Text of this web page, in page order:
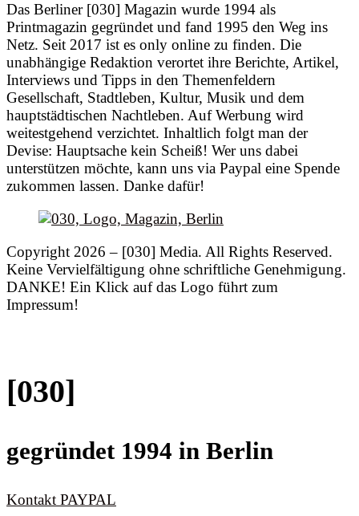
Das Berliner [030] Magazin wurde 1994 als
Printmagazin gegründet und fand 1995 den Weg ins
Netz. Seit 2017 ist es only online zu finden. Die
unabhängige Redaktion verortet ihre Berichte, Artikel,
Interviews und Tipps in den Themenfeldern
Gesellschaft, Stadtleben, Kultur, Musik und dem
hauptstädtischen Nachtleben. Auf Werbung wird
weitestgehend verzichtet. Inhaltlich folgt man der
Devise: Hauptsache kein Scheiß! Wer uns dabei
unterstützen möchte, kann uns via Paypal eine Spende
zukommen lassen. Danke dafür!
Copyright 2026 – [030] Media. All Rights Reserved.
Keine Vervielfältigung ohne schriftliche Genehmigung.
DANKE! Ein Klick auf das Logo führt zum
Impressum!
[030]
gegründet 1994 in Berlin
Kontakt PAYPAL